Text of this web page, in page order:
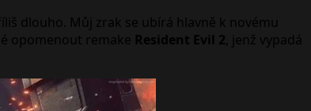
dlouho. Můj zrak se ubírá hlavně k novému
opomenout remake Resident Evil 2, jenž vypadá